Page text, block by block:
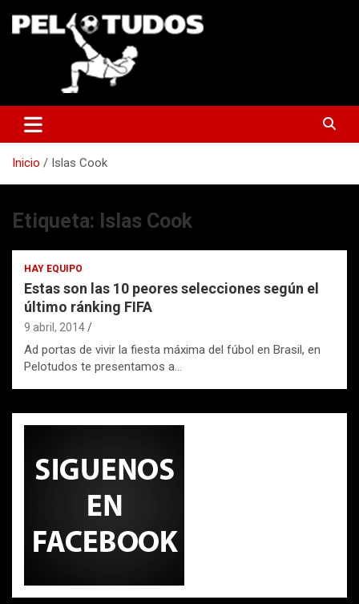
Inicio Islas Cook
Etiqueta: Islas Cook
HAY EQUIPO
Estas son las 10 peores selecciones según el
último ránking FIFA
9 abril, 2014
Ad portas de vivir la fiesta máxima del fúbol en Brasil, en
Pelotudos te presentamos a…